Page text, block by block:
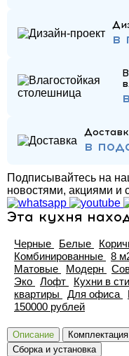
в
в
Подписывайтесь на
новостями, акциями и
Эта кухня
Черные Белые
Комбинированные
8
Матовые
Модерн
Эко
Лофт Кухни в
квартиры
Для офиса
150000 рублей
Описание Комплектация
Сборка и установка